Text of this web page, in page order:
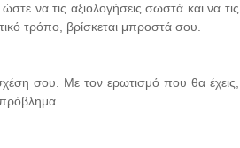
να τις αξιολογήσεις σωστά και να τις
τρόπο, βρίσκεται μπροστά σου.
σου. Με τον ερωτισμό που θα έχεις,